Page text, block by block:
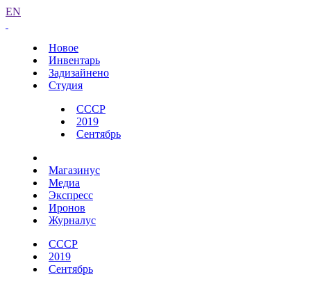
EN
Новое
Инвентарь
Задизайнено
Студия
СССР
2019
Сентябрь
Магазинус
Медиа
Экспресс
Иронов
Журналус
СССР
2019
Сентябрь